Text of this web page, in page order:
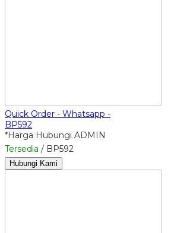
Quick Order - Whatsapp -
BP592
*Harga Hubungi ADMIN
Tersedia / BP592
Hubungi Kami